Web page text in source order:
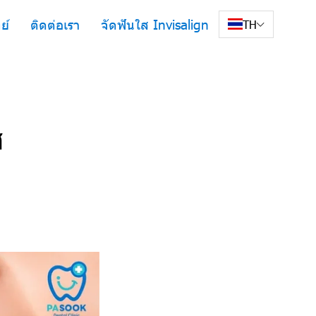
ติดต่อเรา จัดฟันใส Invisalign TH